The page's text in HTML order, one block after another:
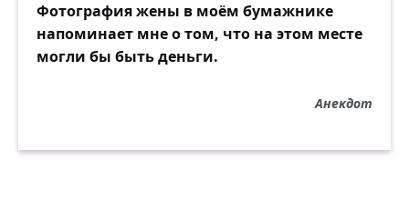
Фотография жены в моём бумажнике
напоминает мне о том, что на этом месте
могли бы быть деньги.
Анекдот